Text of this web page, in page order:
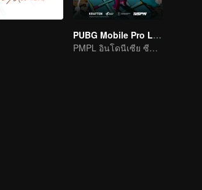
PUBG Mobile Pro League S4
PMPL อินโดนีเซีย ซีซั่น 4